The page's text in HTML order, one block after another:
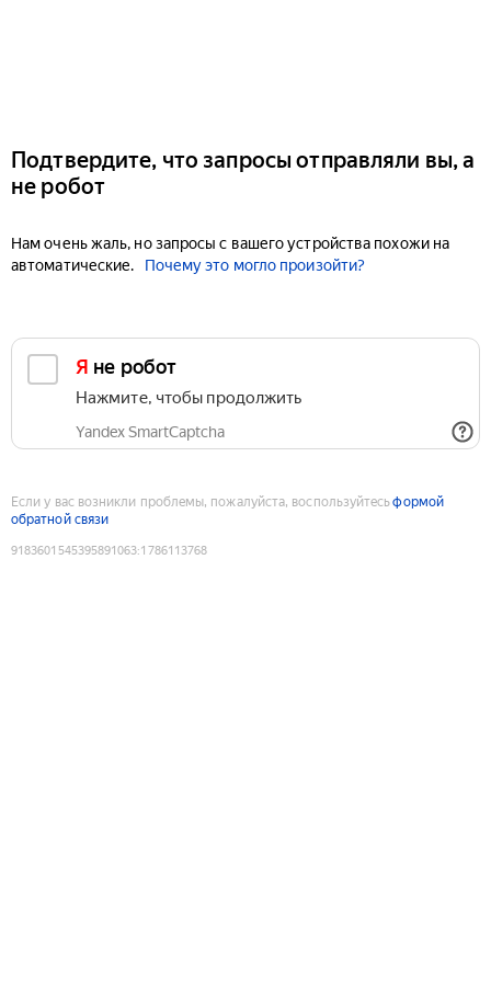
Подтвердите, что запросы отправляли вы, а
не робот
Нам очень жаль, но запросы с вашего устройства похожи на
автоматические.
Почему это могло произойти?
Я не робот
Нажмите, чтобы продолжить
Yandex SmartCaptcha
Если у вас возникли проблемы, пожалуйста, воспользуйтесьформой
обратной связи
9183601545395891063:1786113768